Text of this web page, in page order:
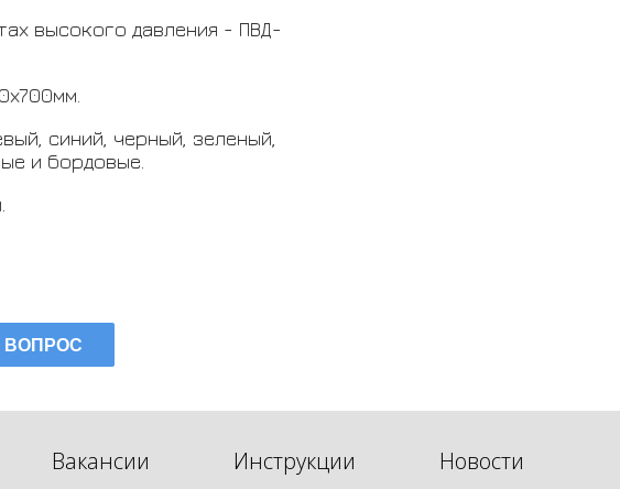
высокого давления - ПВД-
синий, черный, зеленый,
и бордовые.
ВОПРОС
Новости
Инструкции
Вакансии